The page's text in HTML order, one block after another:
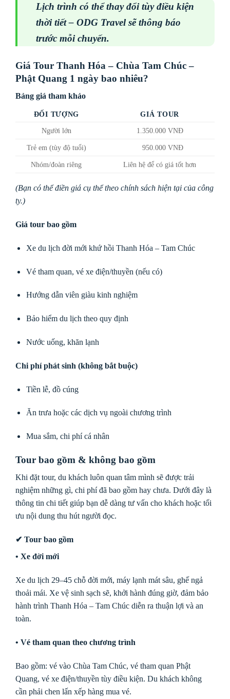
Lịch trình có thể thay đổi tùy điều kiện
thời tiết – ODG Travel sẽ thông báo
trước mỗi chuyến.
Giá Tour Thanh Hóa – Chùa Tam Chúc –
Phật Quang 1 ngày bao nhiêu?
Bảng giá tham khảo
ĐỐI TƯỢNG
GIÁ TOUR
Người lớn
1.350.000 VNĐ
Trẻ em (tùy độ tuổi) 950.000 VNĐ
Nhóm/đoàn riêng Liên hệ để có giá tốt hơn
(Bạn có thể điền giá cụ thể theo chính sách hiện tại của công
ty.)
Giá tour bao gồm
Xe du lịch đời mới khứ hồi Thanh Hóa – Tam Chúc
Vé tham quan, vé xe điện/thuyền (nếu có)
Hướng dẫn viên giàu kinh nghiệm
Bảo hiểm du lịch theo quy định
Nước uống, khăn lạnh
Chi phí phát sinh (không bắt buộc)
Tiền lễ, đồ cúng
Ăn trưa hoặc các dịch vụ ngoài chương trình
Mua sắm, chi phí cá nhân
Tour bao gồm & không bao gồm
Khi đặt tour, du khách luôn quan tâm mình sẽ được trải
nghiệm những gì, chi phí đã bao gồm hay chưa. Dưới đây là
thông tin chi tiết giúp bạn dễ dàng tư vấn cho khách hoặc tối
ưu nội dung thu hút người đọc.
✔ Tour bao gồm
• Xe đời mới
Xe du lịch 29–45 chỗ đời mới, máy lạnh mát sâu, ghế ngả
thoải mái. Xe vệ sinh sạch sẽ, khởi hành đúng giờ, đảm bảo
hành trình Thanh Hóa – Tam Chúc diễn ra thuận lợi và an
toàn.
• Vé tham quan theo chương trình
Bao gồm: vé vào Chùa Tam Chúc, vé tham quan Phật
Quang, vé xe điện/thuyền tùy điều kiện. Du khách không
cần phải chen lấn xếp hàng mua vé.